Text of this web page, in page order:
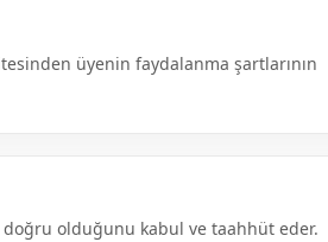
üyenin faydalanma şartlarının
olduğunu kabul ve taahhüt eder.